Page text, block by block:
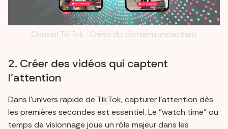
Conseil TikTok : Créez du contenu impactant
2. Créer des vidéos qui captent
l'attention
Dans l'univers rapide de TikTok, capturer l'attention dès
les premières secondes est essentiel. Le "watch time" ou
temps de visionnage joue un rôle majeur dans les